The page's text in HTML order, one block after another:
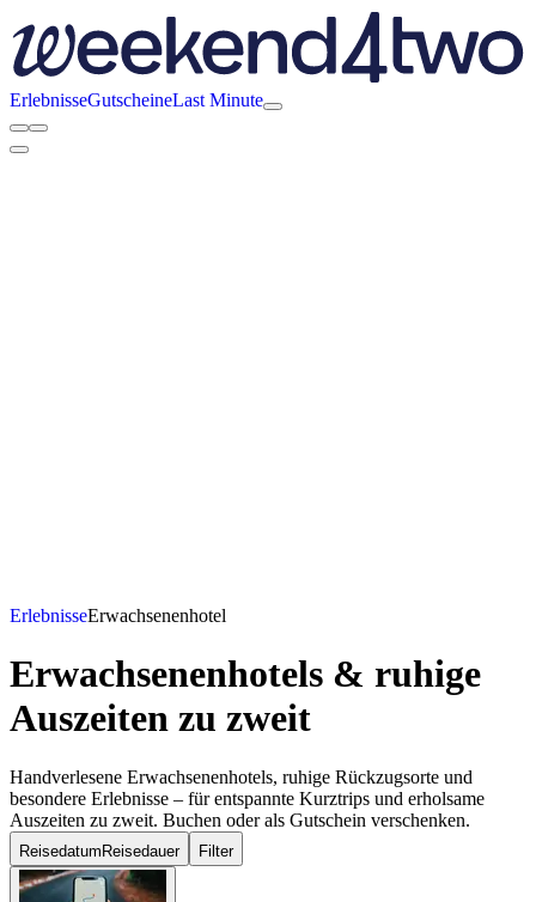
ErlebnisseGutscheineLast Minute
ErlebnisseErwachsenenhotel
Erwachsenenhotels & ruhige
Auszeiten zu zweit
Handverlesene Erwachsenenhotels, ruhige Rückzugsorte und
besondere Erlebnisse – für entspannte Kurztrips und erholsame
Auszeiten zu zweit. Buchen oder als Gutschein verschenken.
Reisedatum Reisedauer Filter